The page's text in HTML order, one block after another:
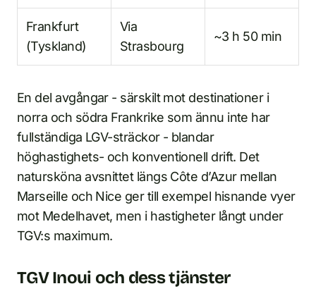
Frankfurt
(Tyskland)
Via
Strasbourg
~3 h 50 min
En del avgångar - särskilt mot destinationer i
norra och södra Frankrike som ännu inte har
fullständiga LGV-sträckor - blandar
höghastighets- och konventionell drift. Det
natursköna avsnittet längs Côte d’Azur mellan
Marseille och Nice ger till exempel hisnande vyer
mot Medelhavet, men i hastigheter långt under
TGV:s maximum.
TGV Inoui och dess tjänster